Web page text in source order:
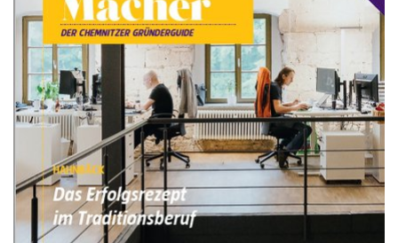
TECHNOLOGIE CENTRUM CHEMNITZ GMBH
7. NOVEMBER 2018
HÖHEN UND TIEFEN